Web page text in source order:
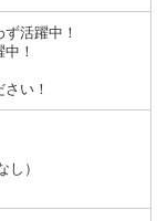
活躍中！
！
い！
）